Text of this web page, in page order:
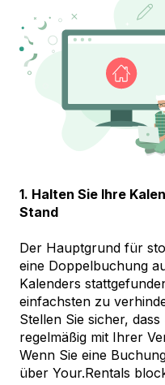
1. Halten Sie Ihre
Stand
Der Hauptgrund für
eine Doppelbuchung
Kalenders
einfachsten zu
Stellen Sie sicher,
regelmäßig mit Ihrer
Wenn Sie eine
über Your.Rentals